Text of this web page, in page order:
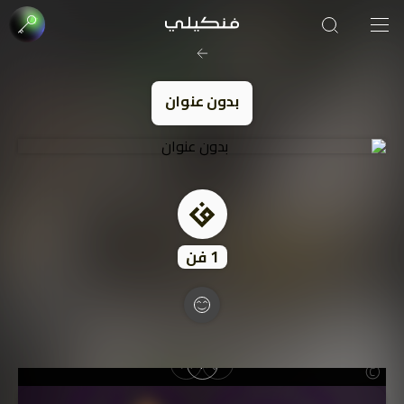
بدون عنوان
1فن
صورة الغلاف من فن
SOUFIANE Abid